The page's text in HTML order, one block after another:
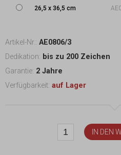
26,5x 36,5 cm
Artikel-Nr.: AE0806/3
Dedikation: bis zu 200 Zeichen
Garantie: 2 Jahre
Verfügbarkeit: auf Lager
IN DEN